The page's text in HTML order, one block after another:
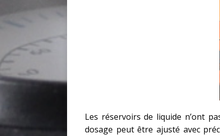
Les réservoirs de liquide n’ont
dosage peut être ajusté avec